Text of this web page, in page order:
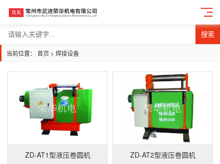
搜索
当前位置： 首页 > 焊接设备
ZD-AT1型液压卷圆机 ZD-AT2型液压卷圆机